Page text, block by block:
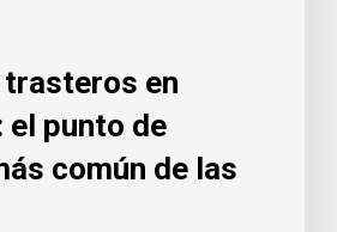
trasteros en
punto de
común de las